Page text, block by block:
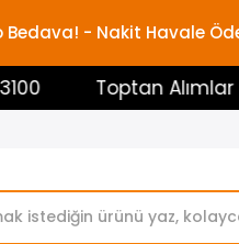
Bedava! - Nakit Havale
Alımlar İçin